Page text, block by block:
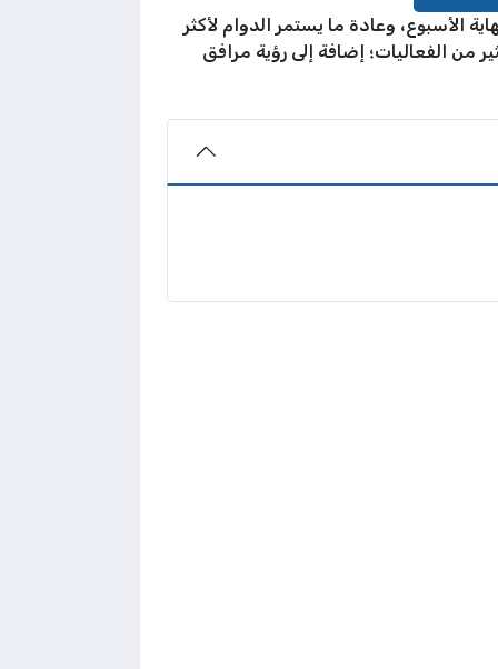
عن أوقات العمل لعطلة نهاية الأسبوع، وعادة ما يستمر الدوام لأكثر
في الكثير من الفعاليات؛ إضافة إلى رؤية مرافق